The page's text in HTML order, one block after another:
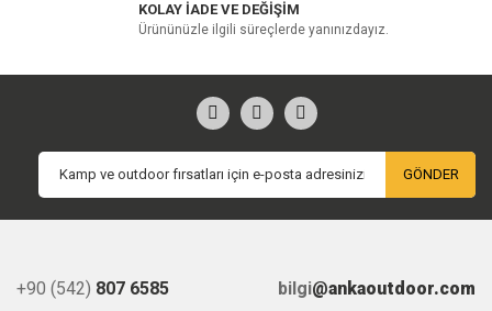
KOLAY İADE VE DEĞİŞİM
Ürününüzle ilgili süreçlerde yanınızdayız.
GÖNDER
+90 (542) 807 6585 bilgi@ankaoutdoor.com